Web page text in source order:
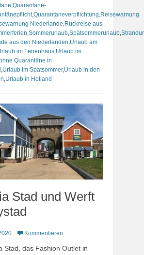
Quarantäne-
,Quarantäneverpflichtung Reisewarnung
Niederlande Rückreise aus
Sommerurlaub Spätsommerurlaub
aus den Niederlanden Urlaub am
im Ferienhaus Urlaub im
Quarantäne in
Urlaub im Spätsommer, Urlaub in den
Urlaub in Holland
Stad und Werft
Kommentieren
Stad, das Fashion Outlet in